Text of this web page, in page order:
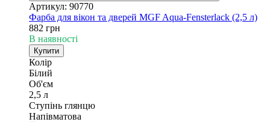
Артикул: 90770
Фарба для вікон та дверей MGF Aqua-Fensterlack (2,5 л)
882 грн
В наявності
Купити
Колір
Білий
Об'єм
2,5 л
Ступінь глянцю
Напівматова